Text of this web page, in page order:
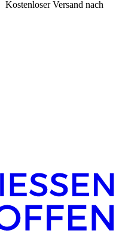
Kostenloser Versand nach